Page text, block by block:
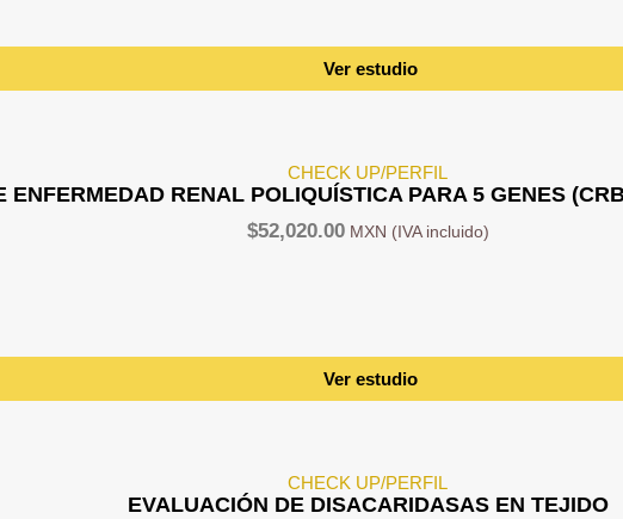
Ver estudio
CHECK UP/PERFIL
ENFERMEDAD RENAL POLIQUÍSTICA PARA 5 GENES
$52,020.00
Ver estudio
CHECK UP/PERFIL
EVALUACIÓN DE DISACARIDASAS EN TEJIDO